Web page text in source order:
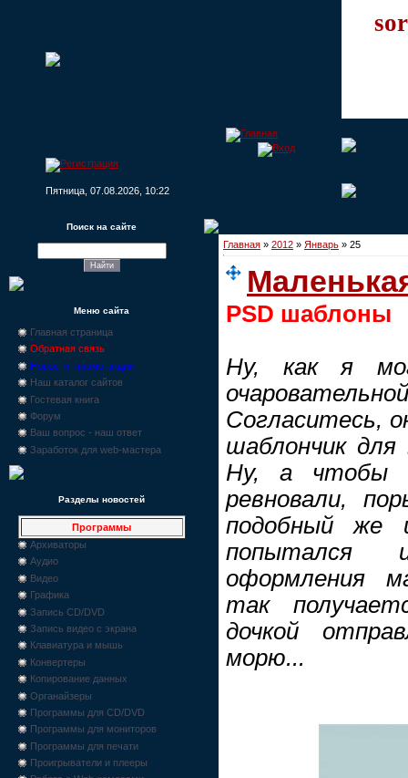
Пятница, 07.08.2026, 10:22
Поиск на сайте
Меню сайта
Главная страница
Обратная связь
Новости, промо-акции
Наш каталог сайтов
Гостевая книга
Форум
Ваш вопрос - наш ответ
Заработок для web-мастера
Разделы новостей
Программы
Архиваторы
Аудио
Видео
Графика
Запись CD/DVD
Запись видео с экрана
Клавиатура и мышь
Конвертеры
Копирование данных
Органайзеры
Программы для CD/DVD
Программы для мониторов
Программы для печати
Проигрыватели и плееры
Главная » 2012 » Январь » 25
PSD шаблоны
Ну, как я
Согласитесь,
шаблончик для
Ну, а чтобы
ревновали,
подобный же
попытался
оформления
так
дочкой
морю...